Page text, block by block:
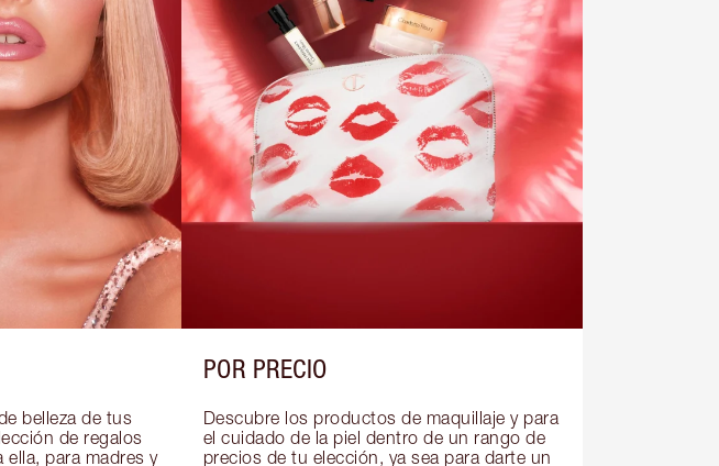
belleza de tus
de regalos
ella, para madres y
POR PRECIO
Descubre los productos de maquillaje y para
el cuidado de la piel dentro de un rango de
precios de tu elección, ya sea para darte un